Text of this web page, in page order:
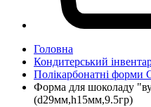
Головна
Кондитерський
Полікарбонатні форми
Форма для шоколаду
(d29мм,h15мм,9.5гр)